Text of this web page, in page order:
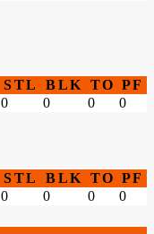
STL BLK TO PF
0 0 0 0
STL BLK TO PF
0 0 0 0